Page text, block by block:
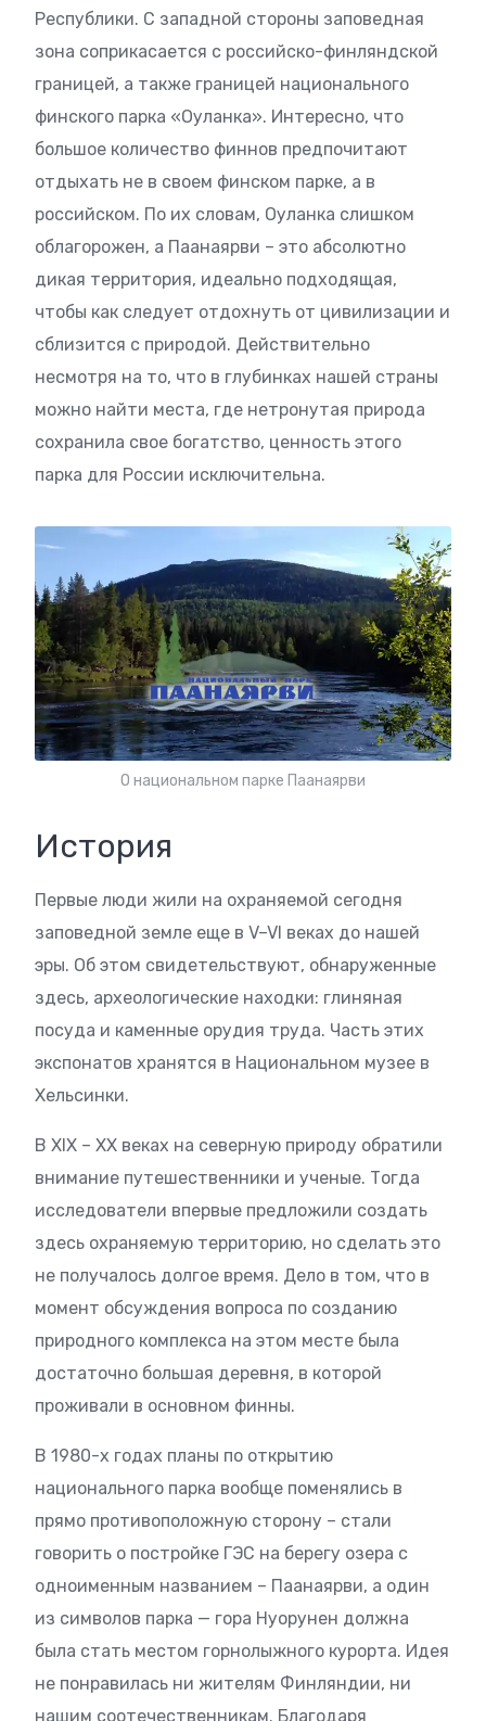
Республики. С западной стороны заповедная
зона соприкасается с российско-финляндской
границей, а также границей национального
финского парка «Оуланка». Интересно, что
большое количество финнов предпочитают
отдыхать не в своем финском парке, а в
российском. По их словам, Оуланка слишком
облагорожен, а Паанаярви – это абсолютно
дикая территория, идеально подходящая,
чтобы как следует отдохнуть от цивилизации и
сблизится с природой. Действительно
несмотря на то, что в глубинках нашей страны
можно найти места, где нетронутая природа
сохранила свое богатство, ценность этого
парка для России исключительна.
О национальном парке Паанаярви
История
Первые люди жили на охраняемой сегодня
заповедной земле еще в V–VI веках до нашей
эры. Об этом свидетельствуют, обнаруженные
здесь, археологические находки: глиняная
посуда и каменные орудия труда. Часть этих
экспонатов хранятся в Национальном музее в
Хельсинки.
В XIX – XX веках на северную природу обратили
внимание путешественники и ученые. Тогда
исследователи впервые предложили создать
здесь охраняемую территорию, но сделать это
не получалось долгое время. Дело в том, что в
момент обсуждения вопроса по созданию
природного комплекса на этом месте была
достаточно большая деревня, в которой
проживали в основном финны.
В 1980-х годах планы по открытию
национального парка вообще поменялись в
прямо противоположную сторону – стали
говорить о постройке ГЭС на берегу озера с
одноименным названием – Паанаярви, а один
из символов парка — гора Нуорунен должна
была стать местом горнолыжного курорта. Идея
не понравилась ни жителям Финляндии, ни
нашим соотечественникам. Благодаря